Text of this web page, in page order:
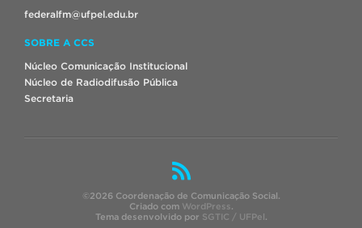
federalfm@ufpel.edu.br
SOBRE A CCS
Núcleo Comunicação Institucional
Núcleo de Radiodifusão Pública
Secretaria
©2026 Coordenação de Comunicação Social.
Criado com WordPress.
Tema desenvolvido por SGTIC / UFPel.